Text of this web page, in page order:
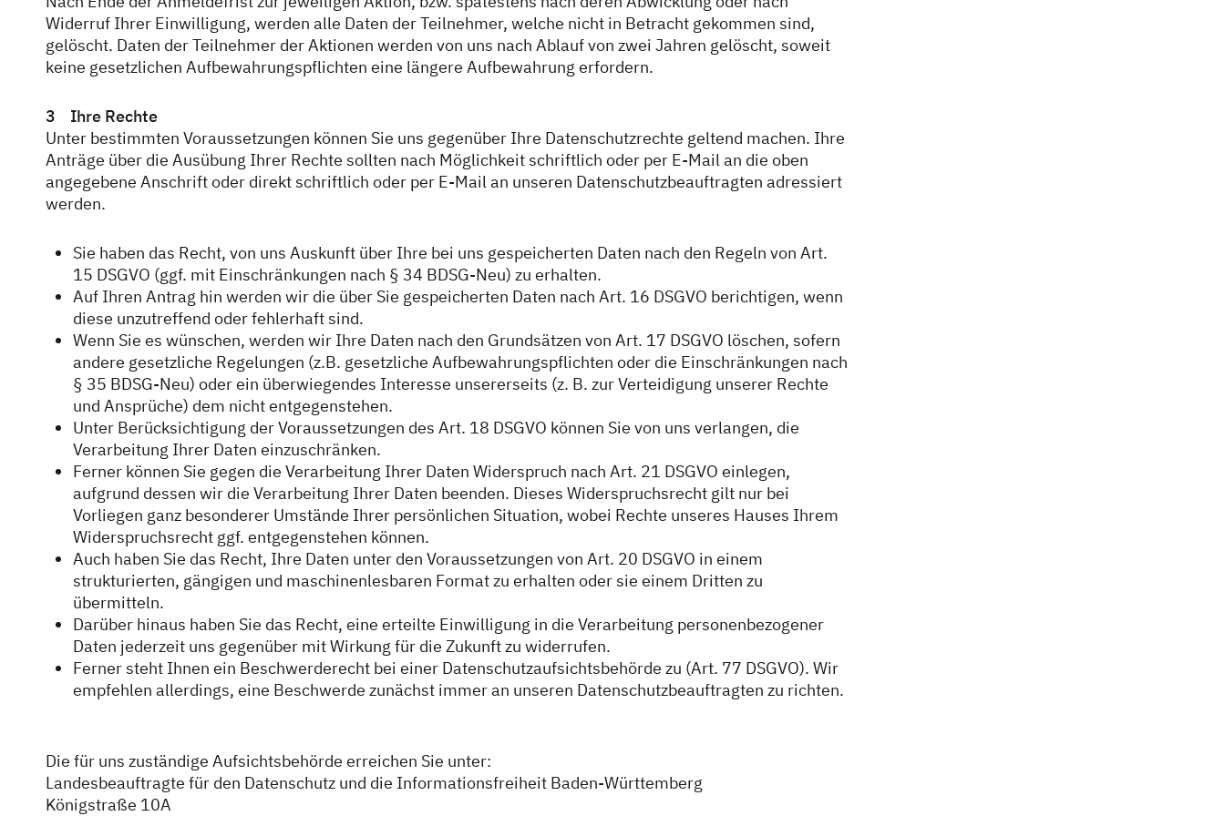
Widerruf Ihrer Einwilligung, werden alle Daten der Teilnehmer, welche nicht in Betracht gekommen sind,
gelöscht. Daten der Teilnehmer der Aktionen werden von uns nach Ablauf von zwei Jahren gelöscht, soweit
keine gesetzlichen Aufbewahrungspflichten eine längere Aufbewahrung erfordern.
3 Ihre Rechte
Unter bestimmten Voraussetzungen können Sie uns gegenüber Ihre Datenschutzrechte geltend machen. Ihre
Anträge über die Ausübung Ihrer Rechte sollten nach Möglichkeit schriftlich oder per E-Mail an die oben
angegebene Anschrift oder direkt schriftlich oder per E-Mail an unseren Datenschutzbeauftragten adressiert
werden.
Sie haben das Recht, von uns Auskunft über Ihre bei uns gespeicherten Daten nach den Regeln von Art.
15 DSGVO (ggf. mit Einschränkungen nach § 34 BDSG-Neu) zu erhalten.
Auf Ihren Antrag hin werden wir die über Sie gespeicherten Daten nach Art. 16 DSGVO berichtigen, wenn
diese unzutreffend oder fehlerhaft sind.
Wenn Sie es wünschen, werden wir Ihre Daten nach den Grundsätzen von Art. 17 DSGVO löschen, sofern
andere gesetzliche Regelungen (z.B. gesetzliche Aufbewahrungspflichten oder die Einschränkungen nach
§ 35 BDSG-Neu) oder ein überwiegendes Interesse unsererseits (z. B. zur Verteidigung unserer Rechte
und Ansprüche) dem nicht entgegenstehen.
Unter Berücksichtigung der Voraussetzungen des Art. 18 DSGVO können Sie von uns verlangen, die
Verarbeitung Ihrer Daten einzuschränken.
Ferner können Sie gegen die Verarbeitung Ihrer Daten Widerspruch nach Art. 21 DSGVO einlegen,
aufgrund dessen wir die Verarbeitung Ihrer Daten beenden. Dieses Widerspruchsrecht gilt nur bei
Vorliegen ganz besonderer Umstände Ihrer persönlichen Situation, wobei Rechte unseres Hauses Ihrem
Widerspruchsrecht ggf. entgegenstehen können.
Auch haben Sie das Recht, Ihre Daten unter den Voraussetzungen von Art. 20 DSGVO in einem
strukturierten, gängigen und maschinenlesbaren Format zu erhalten oder sie einem Dritten zu
übermitteln.
Darüber hinaus haben Sie das Recht, eine erteilte Einwilligung in die Verarbeitung personenbezogener
Daten jederzeit uns gegenüber mit Wirkung für die Zukunft zu widerrufen.
Ferner steht Ihnen ein Beschwerderecht bei einer Datenschutzaufsichtsbehörde zu (Art. 77 DSGVO). Wir
empfehlen allerdings, eine Beschwerde zunächst immer an unseren Datenschutzbeauftragten zu richten.
Die für uns zuständige Aufsichtsbehörde erreichen Sie unter:
Landesbeauftragte für den Datenschutz und die Informationsfreiheit Baden-Württemberg
Königstraße 10A